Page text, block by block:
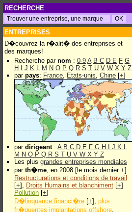
RECHERCHE
ENTREPRISES
D�couvrez la r�alit� des entreprises et
des marques!
Recherche par nom : 0-9 A B C D E F G
H
J K L M N O P Q R S T U V W X Y Z
par pays: France, Etats-unis, Chine [+]
par dirigeant: A B C D E F G H J K L
M N O P Q R S T U V W X Y Z
Les plus grandes entreprises mondiales
par th�me, en 2008 [le mois dernier +] :
Restructurations et conditions de travail
[+], Droits Humains et blanchiment [+]
Pollution [+]
D�linquance financi�re [+], plus
fr�quentes implantations offshore,